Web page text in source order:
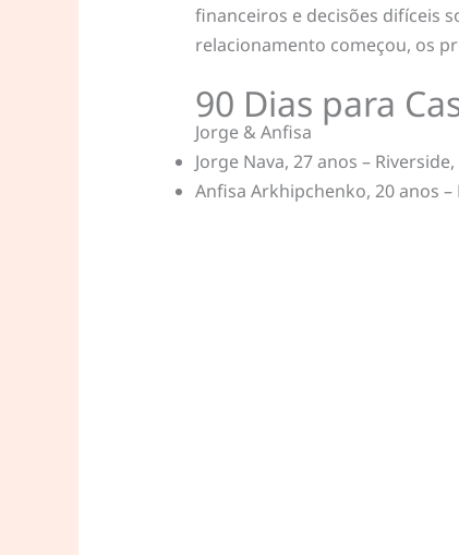
financeiros e decisões difíceis
relacionamento começou, os
90 Dias para
Jorge & Anfisa
Jorge Nava, 27 anos –
Anfisa Arkhipchenko, 20 anos –